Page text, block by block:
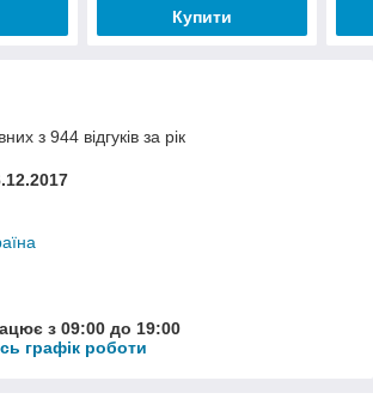
Купити
з 944 відгуків за рік
з 09:00 до 19:00
графік роботи